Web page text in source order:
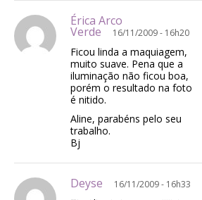
Érica Arco
Verde 16/11/2009 - 16h20
Ficou linda a maquiagem,
muito suave. Pena que a
iluminação não ficou boa,
porém o resultado na foto
é nitido.
Aline, parabéns pelo seu
trabalho.
Bj
Deyse 16/11/2009 - 16h33